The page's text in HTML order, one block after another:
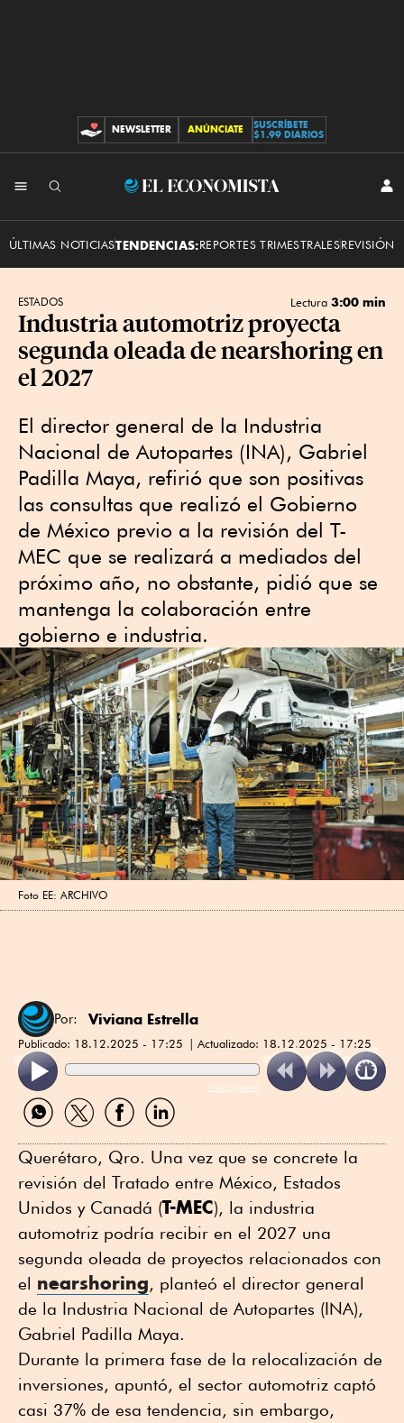
CONTRIBUCIONES
NEWSLETTER ANÚNCIATE
SUSCRÍBETE
$1.99 DIARIOS
El
ÚLTIMAS NOTICIASTENDENCIAS:REPORTES TRIMESTRALESREVISIÓN
ESTADOS Lectura 3:00 min
Industria automotriz proyecta
segunda oleada de nearshoring en
el 2027
El director general de la Industria
Nacional de Autopartes (INA), Gabriel
Padilla Maya, refirió que son positivas
las consultas que realizó el Gobierno
de México previo a la revisión del T-
MEC que se realizará a mediados del
próximo año, no obstante, pidió que se
mantenga la colaboración entre
gobierno e industria.
Foto EE: ARCHIVO
Por: Viviana Estrella
Publicado: 18.12.2025 - 17:25 Actualizado: 18.12.2025 - 17:25
ReadSpeaker
Compartir
por
Compartir
por
Compartir
por
Compartir
por
Querétaro, Qro. Una vez que se concrete la
revisión del Tratado entre México, Estados
Unidos y Canadá (T-MEC), la industria
automotriz podría recibir en el 2027 una
segunda oleada de proyectos relacionados con
el nearshoring, planteó el director general
de la Industria Nacional de Autopartes (INA),
Gabriel Padilla Maya.
Durante la primera fase de la relocalización de
inversiones, apuntó, el sector automotriz captó
casi 37% de esa tendencia, sin embargo,